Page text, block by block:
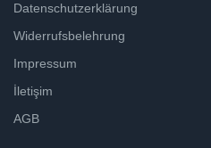
Datenschutzerklärung
Widerrufsbelehrung
Impressum
İletişim
AGB